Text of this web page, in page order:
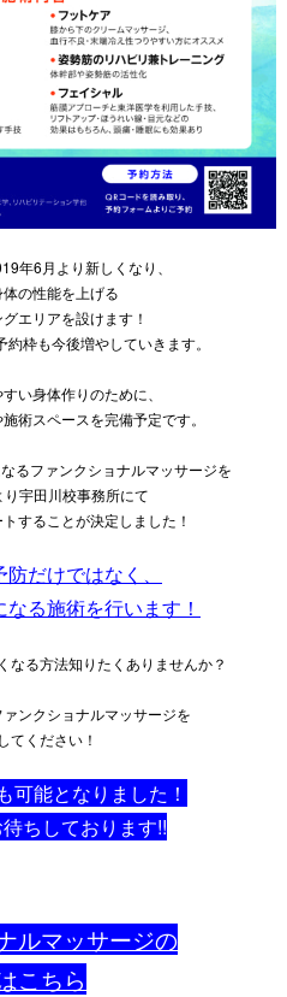
年6月より新しくなり、
の性能を上げる
エリアを設けます！
枠も今後増やしていきます。
い身体作りのために、
術スペースを完備予定です。
るファンクショナルマッサージを
宇田川校事務所にて
することが決定しました！
だけではなく、
る施術を行います！
なる方法知りたくありませんか？
ンクショナルマッサージを
てください！
可能となりました！
ちしております!!
ルマッサージの
こちら